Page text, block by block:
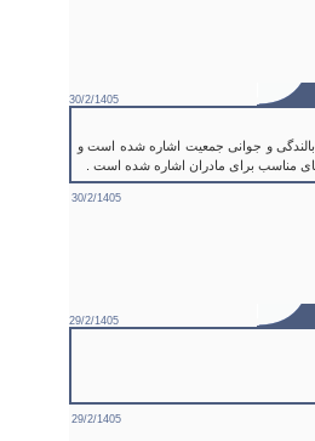
30/2/1405
و جوانی جمعیت اشاره شده است و
های مناسب برای مادران اشاره شده است .
30/2/1405
29/2/1405
29/2/1405